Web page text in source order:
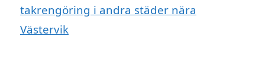
takrengöring i andra städer nära
Västervik